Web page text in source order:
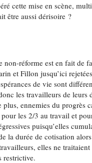
cette mise en scène,
être aussi dérisoire ?
non-réforme est en fait de
et Fillon jusqu’ici
de vie sont
les travailleurs de leurs
ennemies du progrès
les 2/3 au travail et
puisqu’elles
la durée de cotisation
elles ne
restrictive.